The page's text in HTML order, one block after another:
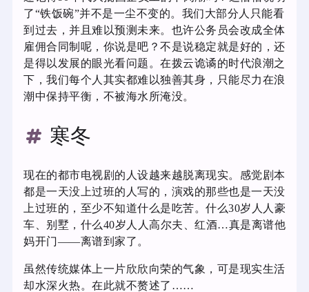
了“铁饭碗”并不是一尘不变的。我们大部分人只能看
到过去，并且难以预测未来。也许公务员会改成全体
雇佣合同制呢，你说是吧？不是说稳定就是好的，还
是得以发展的眼光看问题。在拨云诡谲的时代浪潮之
下，我们每个人其实都难以独善其身，只能尽力在浪
潮中保持平衡，不被海水所淹没。
寒冬
现在的都市电视剧的人设越来越脱离现实。感觉剧本
都是一天没上过班的人写的，演戏的那些也是一天没
上过班的，至少不知道什么是吃苦。什么30岁人人豪
车、别墅，什么40岁人人高尔夫、红酒…真是离谱他
妈开门——离谱到家了。
虽然传统媒体上一片欣欣向荣的气象，可是现实生活
却水深火热。在此就不赘述了……